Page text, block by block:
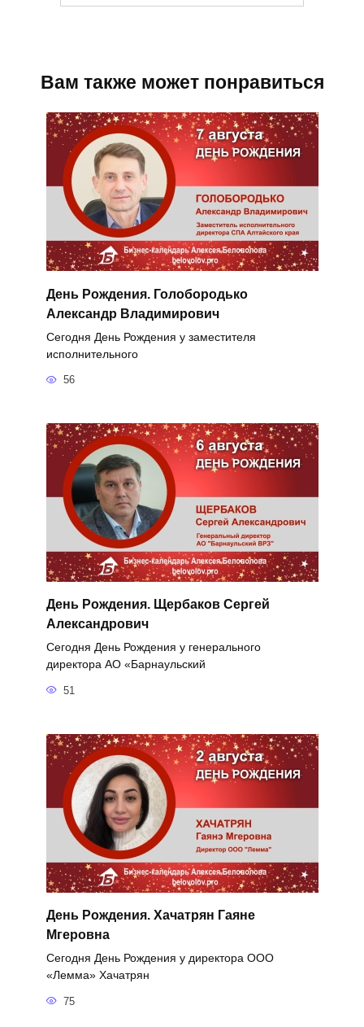
Вам также может понравиться
День Рождения. Голобородько
Александр Владимирович
Сегодня День Рождения у заместителя
исполнительного
56
День Рождения. Щербаков Сергей
Александрович
Сегодня День Рождения у генерального
директора АО «Барнаульский
51
День Рождения. Хачатрян Гаяне
Мгеровна
Сегодня День Рождения у директора ООО
«Лемма» Хачатрян
75